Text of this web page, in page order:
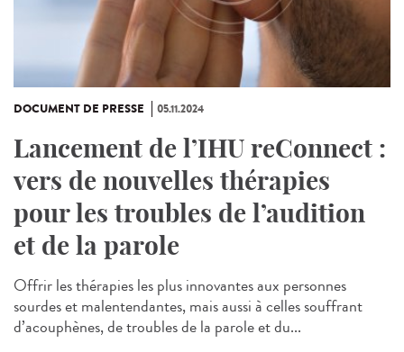
DOCUMENT DE PRESSE 05.11.2024
Lancement de l’IHU reConnect :
vers de nouvelles thérapies
pour les troubles de l’audition
et de la parole
Offrir les thérapies les plus innovantes aux personnes
sourdes et malentendantes, mais aussi à celles souffrant
d’acouphènes, de troubles de la parole et du...